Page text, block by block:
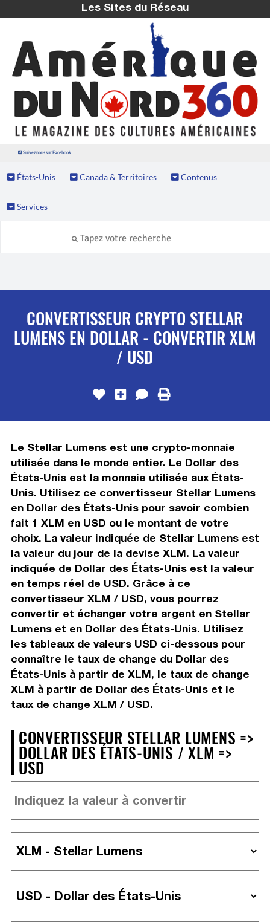
Les Sites du Réseau
Suivez nous sur Facebook
États-Unis Canada & Territoires Contenus
Services
CONVERTISSEUR CRYPTO STELLAR
LUMENS EN DOLLAR - CONVERTIR XLM
/ USD
Le Stellar Lumens est une crypto-monnaie
utilisée dans le monde entier. Le Dollar des
États-Unis est la monnaie utilisée aux États-
Unis. Utilisez ce convertisseur Stellar Lumens
en Dollar des États-Unis pour savoir combien
fait 1 XLM en USD ou le montant de votre
choix. La valeur indiquée de Stellar Lumens est
la valeur du jour de la devise XLM. La valeur
indiquée de Dollar des États-Unis est la valeur
en temps réel de USD. Grâce à ce
convertisseur XLM / USD, vous pourrez
convertir et échanger votre argent en Stellar
Lumens et en Dollar des États-Unis. Utilisez
les tableaux de valeurs USD ci-dessous pour
connaître le taux de change du Dollar des
États-Unis à partir de XLM, le taux de change
XLM à partir de Dollar des États-Unis et le
taux de change XLM / USD.
CONVERTISSEUR STELLAR LUMENS =>
DOLLAR DES ÉTATS-UNIS / XLM =>
USD